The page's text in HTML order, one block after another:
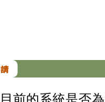
前的系統是否